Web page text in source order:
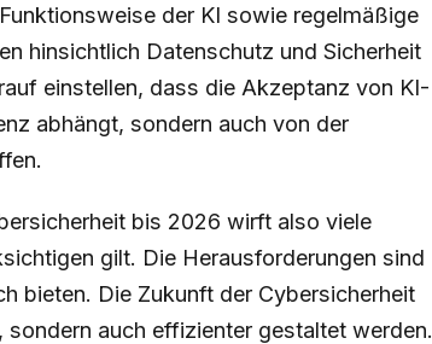
der KI sowie regelmäßige
hinsichtlich Datenschutz und Sicherheit
einstellen, dass die Akzeptanz von KI-
abhängt, sondern auch von der
bis 2026 wirft also viele
gilt. Die Herausforderungen sind
bieten. Die Zukunft der Cybersicherheit
auch effizienter gestaltet werden.